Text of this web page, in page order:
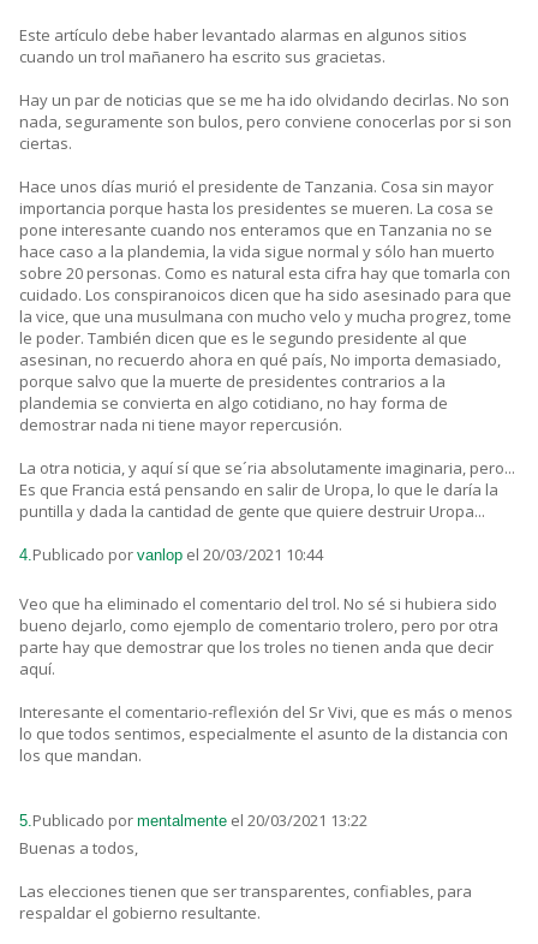
Este artículo debe haber levantado alarmas en algunos sitios
cuando un trol mañanero ha escrito sus gracietas.
Hay un par de noticias que se me ha ido olvidando decirlas. No son
nada, seguramente son bulos, pero conviene conocerlas por si son
ciertas.
Hace unos días murió el presidente de Tanzania. Cosa sin mayor
importancia porque hasta los presidentes se mueren. La cosa se
pone interesante cuando nos enteramos que en Tanzania no se
hace caso a la plandemia, la vida sigue normal y sólo han muerto
sobre 20 personas. Como es natural esta cifra hay que tomarla con
cuidado. Los conspiranoicos dicen que ha sido asesinado para que
la vice, que una musulmana con mucho velo y mucha progrez, tome
le poder. También dicen que es le segundo presidente al que
asesinan, no recuerdo ahora en qué país, No importa demasiado,
porque salvo que la muerte de presidentes contrarios a la
plandemia se convierta en algo cotidiano, no hay forma de
demostrar nada ni tiene mayor repercusión.
La otra noticia, y aquí sí que se´ria absolutamente imaginaria, pero...
Es que Francia está pensando en salir de Uropa, lo que le daría la
puntilla y dada la cantidad de gente que quiere destruir Uropa...
4.Publicado por vanlop el 20/03/2021 10:44
Veo que ha eliminado el comentario del trol. No sé si hubiera sido
bueno dejarlo, como ejemplo de comentario trolero, pero por otra
parte hay que demostrar que los troles no tienen anda que decir
aquí.
Interesante el comentario-reflexión del Sr Vivi, que es más o menos
lo que todos sentimos, especialmente el asunto de la distancia con
los que mandan.
5.Publicado por mentalmente el 20/03/2021 13:22
Buenas a todos,
Las elecciones tienen que ser transparentes, confiables, para
respaldar el gobierno resultante.